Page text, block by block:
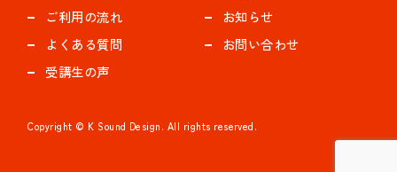
ご利用の流れ
よくある質問
受講生の声
お知らせ
お問い合わせ
Copyright © K Sound Design. All rights reserved.